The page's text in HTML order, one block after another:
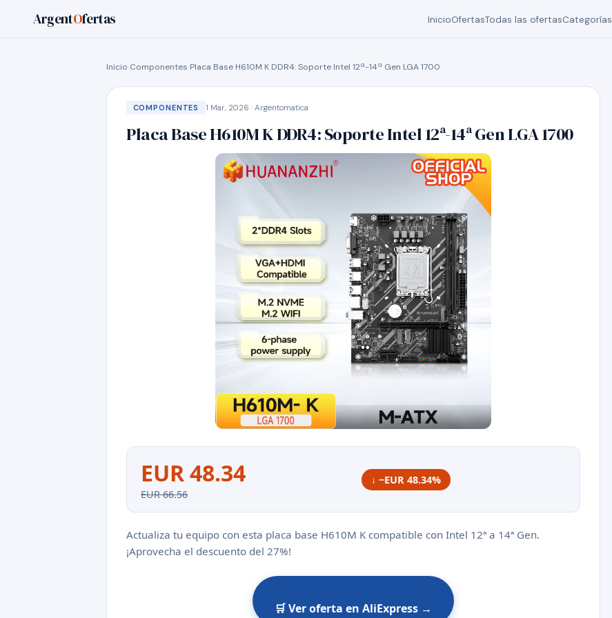
ArgentOfertas InicioOfertasTodas las ofertasCategorías
Inicio Componentes Placa Base H610M K DDR4: Soporte Intel 12ª-14ª Gen LGA 1700
COMPONENTES 1 Mar, 2026 · Argentomatica
Placa Base H610M K DDR4: Soporte Intel 12ª-14ª Gen LGA 1700
EUR 48.34
EUR 66.56
↓ −EUR 48.34%
Actualiza tu equipo con esta placa base H610M K compatible con Intel 12ª a 14ª Gen.
¡Aprovecha el descuento del 27%!
🛒 Ver oferta en AliExpress →